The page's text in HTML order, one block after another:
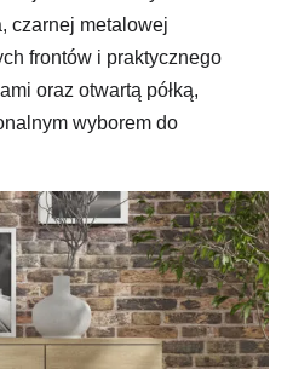
czarnej metalowej
frontów i praktycznego
oraz otwartą półką,
wyborem do